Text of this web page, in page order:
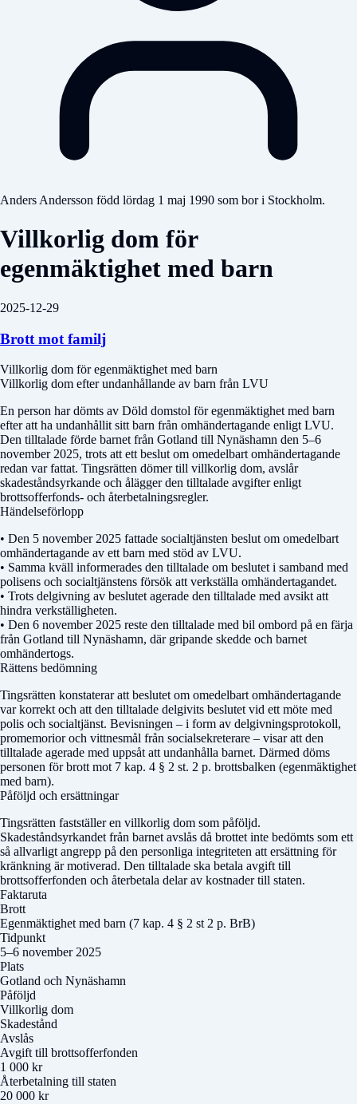
Anders Andersson född lördag 1 maj 1990 som bor i Stockholm.
Villkorlig dom för
egenmäktighet med barn
2025-12-29
Brott mot familj
Villkorlig dom för egenmäktighet med barn
Villkorlig dom efter undanhållande av barn från LVU
En person har dömts av Döld domstol för egenmäktighet med barn
efter att ha undanhållit sitt barn från omhändertagande enligt LVU.
Den tilltalade förde barnet från Gotland till Nynäshamn den 5–6
november 2025, trots att ett beslut om omedelbart omhändertagande
redan var fattat. Tingsrätten dömer till villkorlig dom, avslår
skadeståndsyrkande och ålägger den tilltalade avgifter enligt
brottsofferfonds- och återbetalningsregler.
Händelseförlopp
• Den 5 november 2025 fattade socialtjänsten beslut om omedelbart
omhändertagande av ett barn med stöd av LVU.
• Samma kväll informerades den tilltalade om beslutet i samband med
polisens och socialtjänstens försök att verkställa omhändertagandet.
• Trots delgivning av beslutet agerade den tilltalade med avsikt att
hindra verkställigheten.
• Den 6 november 2025 reste den tilltalade med bil ombord på en färja
från Gotland till Nynäshamn, där gripande skedde och barnet
omhändertogs.
Rättens bedömning
Tingsrätten konstaterar att beslutet om omedelbart omhändertagande
var korrekt och att den tilltalade delgivits beslutet vid ett möte med
polis och socialtjänst. Bevisningen – i form av delgivningsprotokoll,
promemorior och vittnesmål från socialsekreterare – visar att den
tilltalade agerade med uppsåt att undanhålla barnet. Därmed döms
personen för brott mot 7 kap. 4 § 2 st. 2 p. brottsbalken (egenmäktighet
med barn).
Påföljd och ersättningar
Tingsrätten fastställer en villkorlig dom som påföljd.
Skadeståndsyrkandet från barnet avslås då brottet inte bedömts som ett
så allvarligt angrepp på den personliga integriteten att ersättning för
kränkning är motiverad. Den tilltalade ska betala avgift till
brottsofferfonden och återbetala delar av kostnader till staten.
Faktaruta
Brott
Egenmäktighet med barn (7 kap. 4 § 2 st 2 p. BrB)
Tidpunkt
5–6 november 2025
Plats
Gotland och Nynäshamn
Påföljd
Villkorlig dom
Skadestånd
Avslås
Avgift till brottsofferfonden
1 000 kr
Återbetalning till staten
20 000 kr